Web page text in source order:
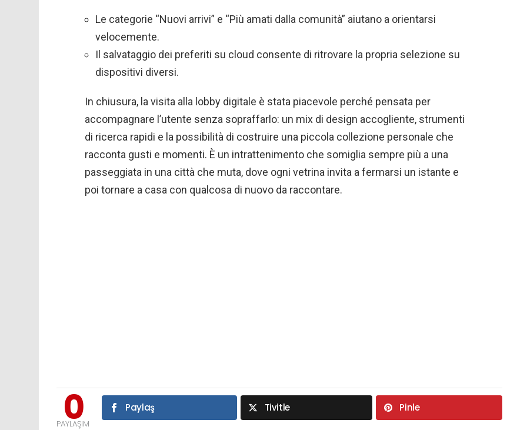
Le categorie “Nuovi arrivi” e “Più amati dalla comunità” aiutano a orientarsi
velocemente.
Il salvataggio dei preferiti su cloud consente di ritrovare la propria selezione su
dispositivi diversi.
In chiusura, la visita alla lobby digitale è stata piacevole perché pensata per
accompagnare l’utente senza sopraffarlo: un mix di design accogliente, strumenti
di ricerca rapidi e la possibilità di costruire una piccola collezione personale che
racconta gusti e momenti. È un intrattenimento che somiglia sempre più a una
passeggiata in una città che muta, dove ogni vetrina invita a fermarsi un istante e
poi tornare a casa con qualcosa di nuovo da raccontare.
0
PAYLAŞIM
Paylaş Tivitle Pinle